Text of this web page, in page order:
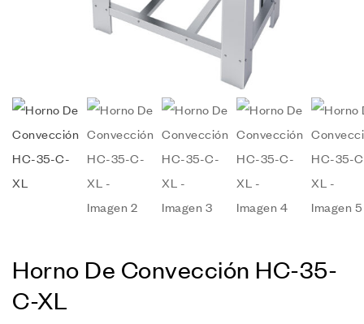
Horno De Convección HC-35-
C-XL